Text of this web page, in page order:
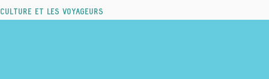
culture et les voyageurs